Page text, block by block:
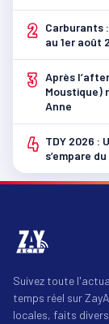
2
Carburants
au 1er août
3 Après
Moustique)
Anne
4 TDY 2026 :
s’empare
Suivez toute
temps réel sur
locales, faits